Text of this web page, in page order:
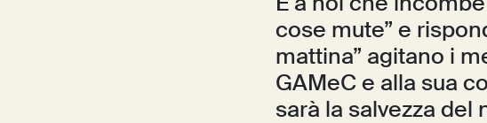
È a noi che
cose mute” e
mattina” agitano i
GAMeC e alla sua
sarà la salvezza del